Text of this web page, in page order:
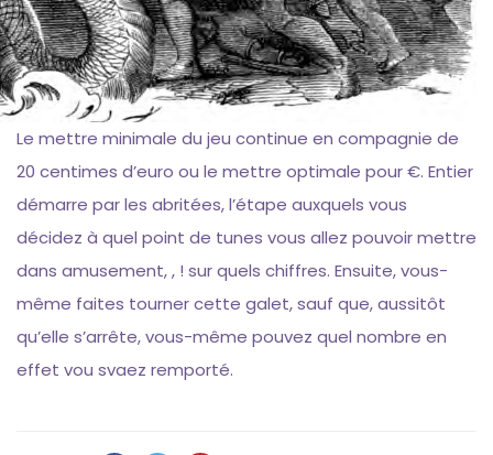
Le mettre minimale du jeu continue en compagnie de
20 centimes d’euro ou le mettre optimale pour €. Entier
démarre par les abritées, l’étape auxquels vous
décidez à quel point de tunes vous allez pouvoir mettre
dans amusement, , ! sur quels chiffres. Ensuite, vous-
même faites tourner cette galet, sauf que, aussitôt
qu’elle s’arrête, vous-même pouvez quel nombre en
effet vou svaez remporté.